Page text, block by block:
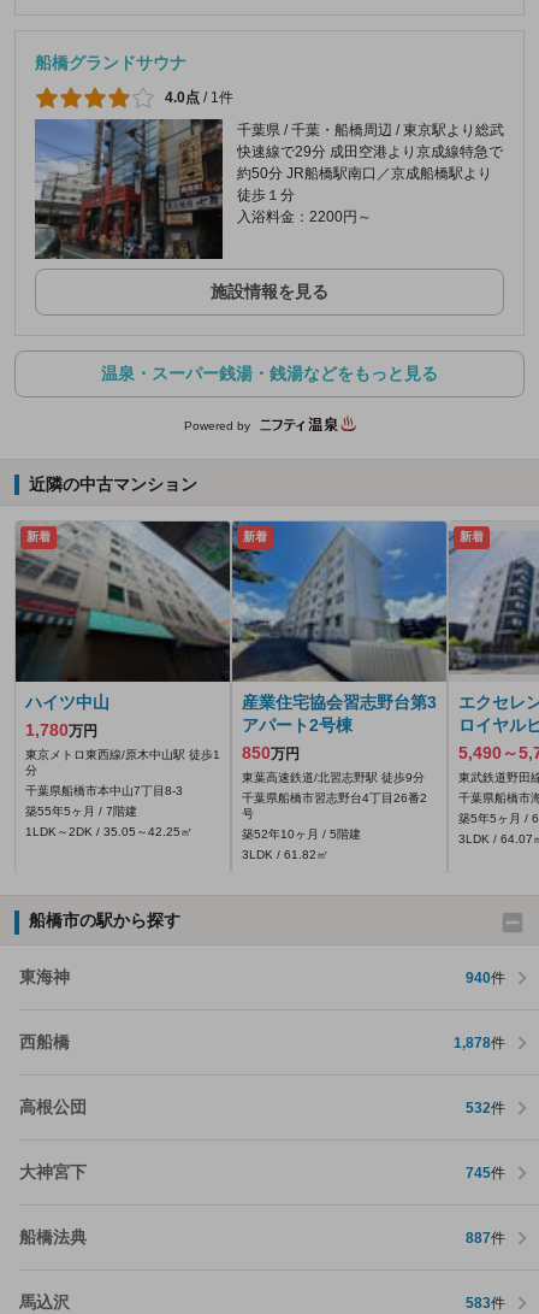
船橋グランドサウナ
4.0点 / 1件
千葉県 / 千葉・船橋周辺 / 東京駅より総武
快速線で29分 成田空港より京成線特急で
約50分 JR船橋駅南口／京成船橋駅より
徒歩１分
入浴料金：2200円～
施設情報を見る
温泉・スーパー銭湯・銭湯などをもっと見る
Powered by
近隣の中古マンション
新着
ハイツ中山
1,780万円
東京メトロ東西線/原木中山駅 徒歩1
分
千葉県船橋市本中山7丁目8-3
築55年5ヶ月 / 7階建
1LDK～2DK / 35.05～42.25㎡
新着
産業住宅協会習志野台第3
アパート2号棟
850万円
東葉高速鉄道/北習志野駅 徒歩9分
千葉県船橋市習志野台4丁目26番2
号
築52年10ヶ月 / 5階建
3LDK / 61.82㎡
新着
エクセレ
ロイヤル
5,490～
東武鉄道野田
千葉県船橋市
築5年5ヶ月 /
3LDK / 64.07
船橋市の駅から探す
東海神 940件
西船橋 1,878件
高根公団 532件
大神宮下 745件
船橋法典 887件
馬込沢 583件